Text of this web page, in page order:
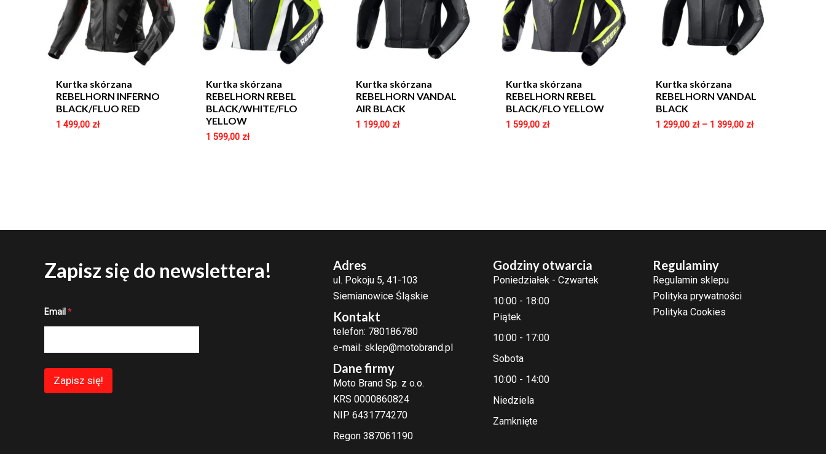
Kurtka skórzana
REBELHORN INFERNO
BLACK/FLUO RED
1 499,00 zł
Kurtka skórzana
REBELHORN REBEL
BLACK/WHITE/FLO
YELLOW
1 599,00 zł
Kurtka skórzana
REBELHORN VANDAL
AIR BLACK
1 199,00 zł
Kurtka skórzana
REBELHORN REBEL
BLACK/FLO YELLOW
1 599,00 zł
Kurtka skórzana
REBELHORN VANDAL
BLACK
1 299,00 zł– 1 399,00 zł
Zapisz się do newslettera!
*
i
Email *
Zapisz się!
Adres
ul. Pokoju 5, 41-103
Siemianowice Śląskie
Kontakt
telefon: 780186780
e-mail: sklep@motobrand.pl
Dane firmy
Moto Brand Sp. z o.o.
KRS 0000860824
NIP 6431774270
Regon 387061190
Godziny otwarcia
Poniedziałek - Czwartek
10:00 - 18:00
Piątek
10:00 - 17:00
Sobota
10:00 - 14:00
Niedziela
Zamknięte
Regulaminy
Regulamin sklepu
Polityka prywatności
Polityka Cookies